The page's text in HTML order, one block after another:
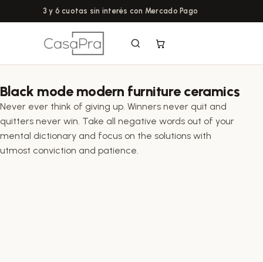
3 y 6 cuotas sin interés con Mercado Pago
Black mode modern furniture ceramics
Never ever think of giving up. Winners never quit and
quitters never win. Take all negative words out of your
mental dictionary and focus on the solutions with
utmost conviction and patience.